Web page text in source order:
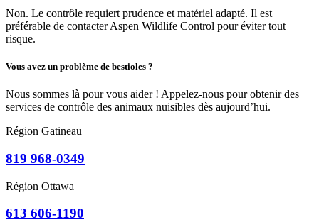
Non. Le contrôle requiert prudence et matériel adapté. Il est
préférable de contacter Aspen Wildlife Control pour éviter tout
risque.
Vous avez un problème de bestioles ?
Nous sommes là pour vous aider ! Appelez-nous pour obtenir des
services de contrôle des animaux nuisibles dès aujourd’hui.
Région Gatineau
819 968-0349
Région Ottawa
613 606-1190